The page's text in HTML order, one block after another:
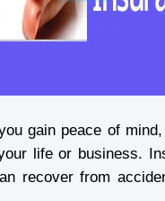
gain peace of
life or business.
recover from